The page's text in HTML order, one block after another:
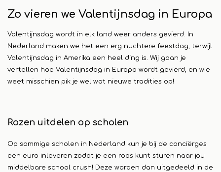
Zo vieren we Valentijnsdag in Europa
Valentijnsdag wordt in elk land weer anders gevierd. In
Nederland maken we het een erg nuchtere feestdag, terwijl
Valentijnsdag in Amerika een heel ding is. Wij gaan je
vertellen hoe Valentijnsdag in Europa wordt gevierd, en wie
weet misschien pik je wel wat nieuwe tradities op!
Rozen uitdelen op scholen
Op sommige scholen in Nederland kun je bij de conciërges
een euro inleveren zodat je een roos kunt sturen naar jou
middelbare school crush! Deze worden dan uitgedeeld in de